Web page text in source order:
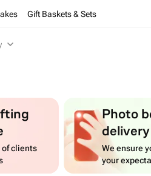
Gift Baskets & Sets
of clients
Photo
delivery
We ensure
your